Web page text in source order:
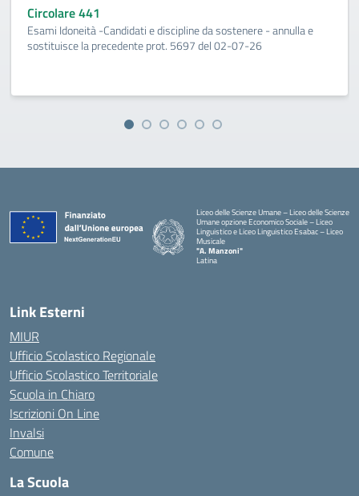
Circolare 441
Esami Idoneità -Candidati e discipline da sostenere - annulla e
sostituisce la precedente prot. 5697 del 02-07-26
Liceo delle Scienze Umane – Liceo delle Scienze
Umane opzione Economico Sociale – Liceo
Linguistico e Liceo Linguistico Esabac – Liceo
Musicale
"A. Manzoni"
Latina
Link Esterni
MIUR
Ufficio Scolastico Regionale
Ufficio Scolastico Territoriale
Scuola in Chiaro
Iscrizioni On Line
Invalsi
Comune
La Scuola